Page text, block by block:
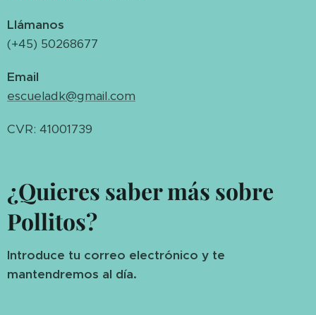
Llámanos
(+45) 50268677
Email
escueladk@gmail.com
CVR: 41001739
¿Quieres saber más sobre
Pollitos?
Introduce tu correo electrónico y te
mantendremos al día.